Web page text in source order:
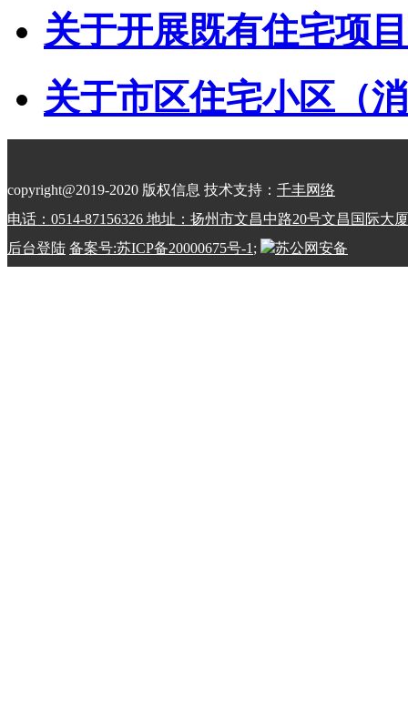
关于开展既有住宅项
关于市区住宅小区（
copyright@2019-2020 版权信息 技术支持： 千丰网络
电话：0514-87156326 地址：扬州市文昌中路20号文昌国际大厦
后台登陆 备案号:苏ICP备20000675号-1;
苏公网安备